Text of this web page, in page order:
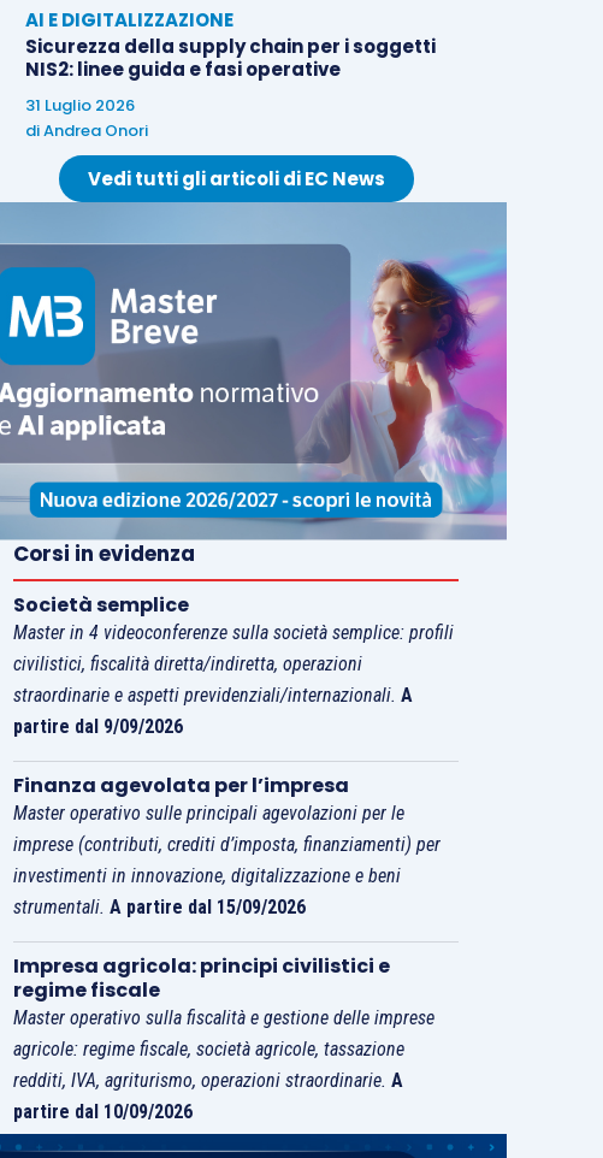
AI E DIGITALIZZAZIONE
Sicurezza della supply chain per i soggetti
NIS2: linee guida e fasi operative
31 Luglio 2026
diAndrea Onori
Vedi tutti gli articoli di EC News
Corsi in evidenza
Società semplice
Master in 4 videoconferenze sulla società semplice: profili
civilistici, fiscalità diretta/indiretta, operazioni
straordinarie e aspetti previdenziali/internazionali.A
partire dal 9/09/2026
Finanza agevolata per l’impresa
Master operativo sulle principali agevolazioni per le
imprese (contributi, crediti d’imposta, finanziamenti) per
investimenti in innovazione, digitalizzazione e beni
strumentali. A partire dal 15/09/2026
Impresa agricola: principi civilistici e
regime fiscale
Master operativo sulla fiscalità e gestione delle imprese
agricole: regime fiscale, società agricole, tassazione
redditi, IVA, agriturismo, operazioni straordinarie.A
partire dal 10/09/2026